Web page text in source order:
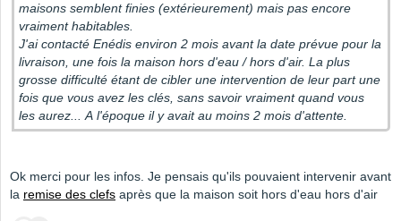
maisons semblent finies (extérieurement) mais pas encore
vraiment habitables.
J'ai contacté Enédis environ 2 mois avant la date prévue pour la
livraison, une fois la maison hors d'eau / hors d'air. La plus
grosse difficulté étant de cibler une intervention de leur part une
fois que vous avez les clés, sans savoir vraiment quand vous
les aurez... A l'époque il y avait au moins 2 mois d'attente.
Ok merci pour les infos. Je pensais qu'ils pouvaient intervenir avant
la remise des clefs après que la maison soit hors d'eau hors d'air